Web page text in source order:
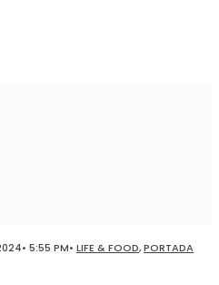
• 5:55 PM• LIFE & FOOD,PORTADA